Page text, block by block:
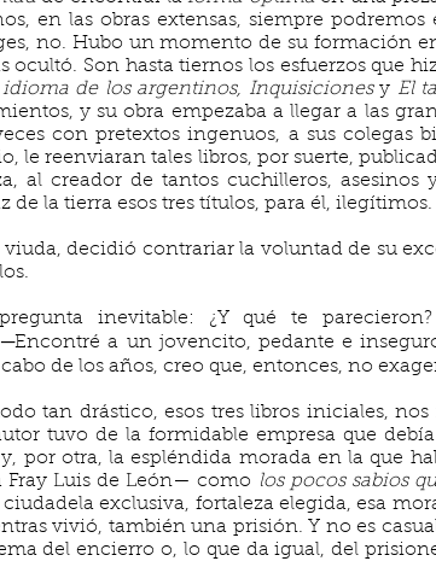
en las obras extensas, siempre
no. Hubo un momento de su formación
ocultó. Son hasta tiernos los esfuerzos que
de los argentinos, Inquisiciones y El
y su obra empezaba a llegar a las
con pretextos ingenuos, a sus colegas
le reenviaran tales libros, por suerte,
al creador de tantos cuchilleros, asesinos
de la tierra esos tres títulos, para él, ilegítimos.
decidió contrariar la voluntad de su
inevitable: ¿Y qué te
a un jovencito, pedante e
de los años, creo que, entonces, no
tan drástico, esos tres libros iniciales,
tuvo de la formidable empresa que
por otra, la espléndida morada en la que
Luis de León— como los pocos sabios
exclusiva, fortaleza elegida, esa
vivió, también una prisión. Y no es
del encierro o, lo que da igual, del